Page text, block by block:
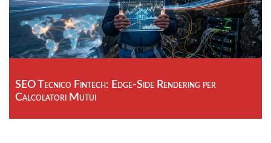
SEO Tecnico Fintech: Edge-Side Rendering per
Calcolatori Mutui